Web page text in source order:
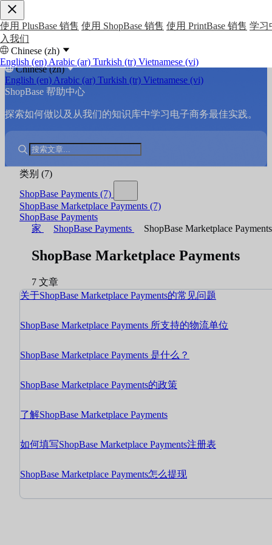
使用 PlusBase 销售 使用 ShopBase 销售 使用 PrintBase 销售 学习
入我们
Chinese (zh)
English (en) Arabic (ar) Turkish (tr) Vietnamese (vi)
Chinese (zh)
English (en) Arabic (ar) Turkish (tr) Vietnamese (vi)
ShopBase 帮助中心
探索如何做以及从我们的知识库中学习电子商务最佳实践。
类别 (7)
ShopBase Payments (7)
ShopBase Marketplace Payments (7)
ShopBase Payments
家
ShopBase Payments ShopBase Marketplace Payments
ShopBase Marketplace Payments
7 文章
关于ShopBase Marketplace Payments的常见问题
ShopBase Marketplace Payments 所支持的物流单位
ShopBase Marketplace Payments 是什么？
ShopBase Marketplace Payments的政策
了解ShopBase Marketplace Payments
如何填写ShopBase Marketplace Payments注册表
ShopBase Marketplace Payments怎么提现